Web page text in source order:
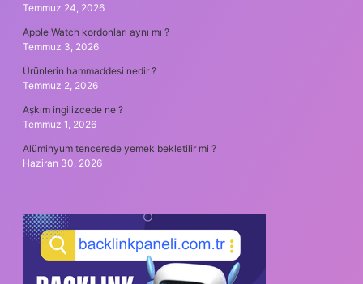
Temmuz 24, 2026
Apple Watch kordonları aynı mı ?
Temmuz 3, 2026
Ürünlerin hammaddesi nedir ?
Temmuz 2, 2026
Aşkım ingilizcede ne ?
Temmuz 1, 2026
Alüminyum tencerede yemek bekletilir mi ?
Haziran 30, 2026